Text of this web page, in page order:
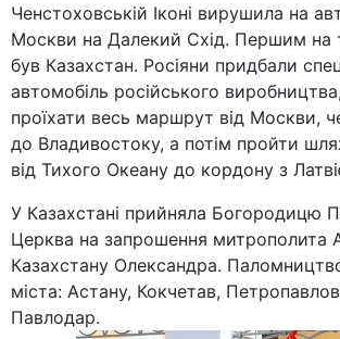
Ченстоховській Іконі вирушила на
Москви на Далекий Схід. Першим на
був Казахстан. Росіяни придбали
автомобіль російського
проїхати весь маршрут від Москви,
до Владивостоку, а потім пройти
від Тихого Океану до кордону з
У Казахстані прийняла Богородицю
Церква на запрошення митрополита
Казахстану Олександра.
міста: Астану, Кокчетав,
Павлодар.